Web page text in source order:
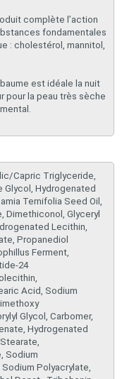
complète l’action
fondamentales
: cholestérol, mannitol,
est idéale la nuit
pour la peau très sèche
Capric Triglyceride,
Glycol, Hydrogenated
Ternifolia Seed Oil,
Dimethiconol, Glyceryl
Lecithin,
Propanediol
Ferment,
24
Acid, Sodium
Glycol, Carbomer,
Hydrogenated
Sodium
Polyacrylate,